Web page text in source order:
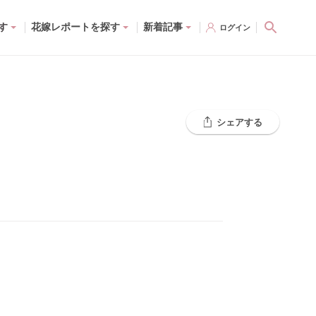
花嫁レポートを探す 新着記事 ログイン
シェアする